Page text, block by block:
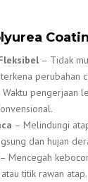
– Tidak
perubahan
Waktu pengerjaan
– Melindungi
dan hujan
– Mencegah
titik rawan atap.